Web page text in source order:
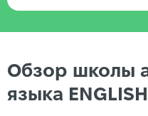
Обзор школы
языка